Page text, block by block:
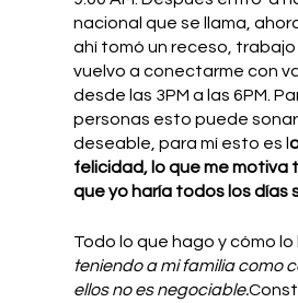
nacional que se llama,
ahí tomó un receso,
vuelvo a conectarme con
desde las 3PM a las 6PM.
personas esto puede
deseable, para mí esto es l
felicidad, lo que me motiva
que yo haría todos los días
Todo lo que hago y cómo lo
teniendo a mi familia como
ellos no es negociable.